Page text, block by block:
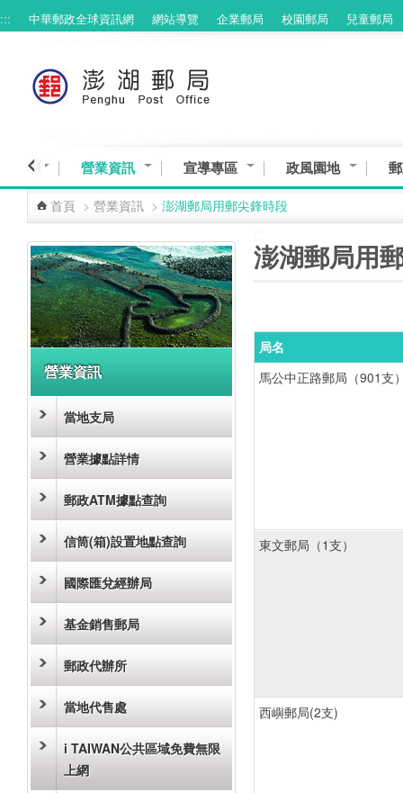
跳到主要內容區塊
::: 中華郵政全球資訊網 網站導覽 企業郵局 校園郵局 兒童郵局
服務 營業資訊 宣導專區 政風園地
首頁 > 營業資訊 > 澎湖郵局用郵尖鋒時段
營業資訊
當地支局
營業據點詳情
郵政ATM據點查詢
信筒(箱)設置地點查詢
國際匯兌經辦局
基金銷售郵局
郵政代辦所
當地代售處
i TAIWAN公共區域免費無限
上網
澎湖郵局用
局名
馬公中正路郵局（901支
東文郵局（1支）
西嶼郵局(2支)